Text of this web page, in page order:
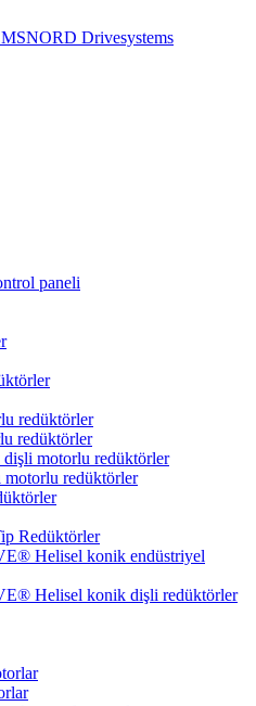
NORD Drivesystems
paneli
redüktörler
redüktörler
motorlu redüktörler
motorlu redüktörler
Redüktörler
Helisel konik endüstriyel
Helisel konik dişli redüktörler